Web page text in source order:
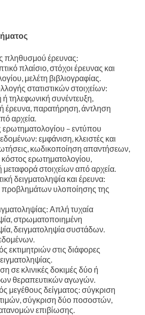
πληθυσμού έρευνας:
πλαίσιο, στόχοι έρευνας και
μελέτη βιβλιογραφίας.
στατιστικών στοιχείων:
τηλεφωνική συνέντευξη,
έρευνα, παρατήρηση, άντληση
αρχεία.
ερωτηματολογίου – εντύπου
εμφάνιση, κλειστές και
κωδικοποίηση απαντήσεων,
κόστος ερωτηματολογίου,
μεταφορά στοιχείων από αρχεία.
δειγματοληψία και έρευνα:
προβλημάτων υλοποίησης της
Απλή τυχαία
στρωματοποιημένη
δειγματοληψία συστάδων.
εκτιμητριών στις διάφορες
σε κλινικές δοκιμές δύο ή
θεραπευτικών αγωγών.
μεγέθους δείγματος: σύγκριση
σύγκριση δύο ποσοστών,
επιβίωσης.